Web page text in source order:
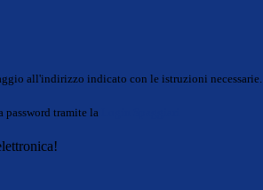
all'indirizzo indicato con le istruzioni necessarie.
password tramite la